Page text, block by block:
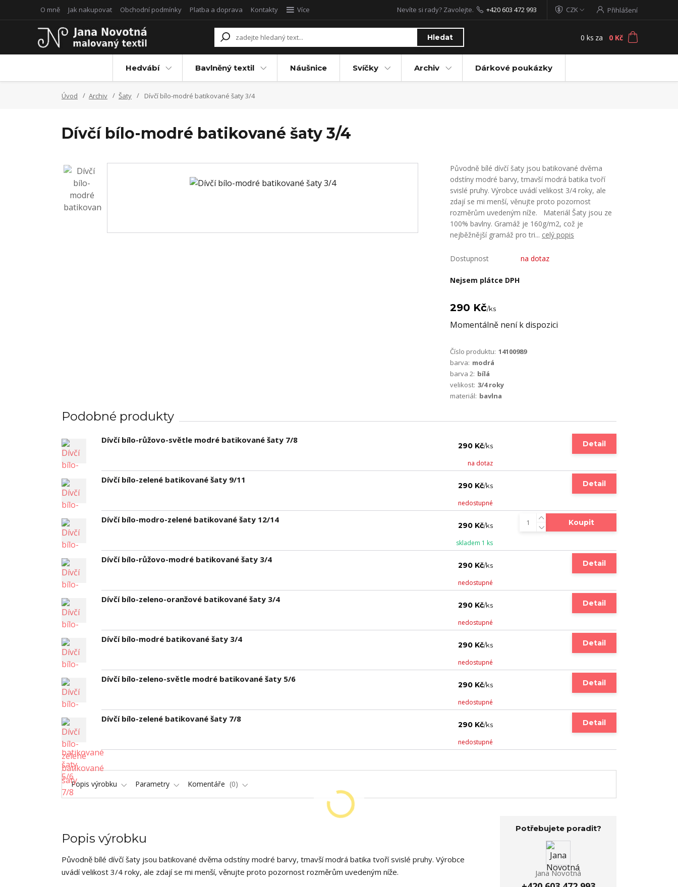
O mně Jak nakupovat Obchodní podmínky Platba a doprava Kontakty Více CZK Přihlášení
Hledat
Nevíte si rady? Zavolejte. +420 603 472 993
0 ks za 0 Kč
Hedvábí Bavlněný textil Náušnice Svíčky Archiv Dárkové poukázky
Úvod Archiv Šaty Dívčí bílo-modré batikované šaty 3/4
Dívčí bílo-modré batikované šaty 3/4
Původně bílé dívčí šaty jsou batikované dvěma
odstíny modré barvy, tmavší modrá batika tvoří
svislé pruhy. Výrobce uvádí velikost 3/4 roky, ale
zdají se mi menší, věnujte proto pozornost
rozměrům uvedeným níže. Materiál Šaty jsou ze
100% bavlny. Gramáž je 160g/m2, což je
nejběžnější gramáž pro tri... celý popis
Dostupnost na dotaz
Nejsem plátce DPH
290 Kč/ks
Momentálně není k dispozici
Číslo produktu: 14100989
barva: modrá
barva 2: bílá
velikost: 3/4 roky
materiál: bavlna
Podobné produkty
Dívčí bílo-růžovo-světle modré batikované šaty 7/8
290 Kč/ks
na dotaz
Detail
Dívčí bílo-zelené batikované šaty 9/11
290 Kč/ks
nedostupné
Detail
Dívčí bílo-modro-zelené batikované šaty 12/14
290 Kč/ks
skladem 1 ks
Koupit
Dívčí bílo-růžovo-modré batikované šaty 3/4
290 Kč/ks
nedostupné
Detail
Dívčí bílo-zeleno-oranžové batikované šaty 3/4
290 Kč/ks
nedostupné
Detail
Dívčí bílo-modré batikované šaty 3/4
290 Kč/ks
nedostupné
Detail
Dívčí bílo-zeleno-světle modré batikované šaty 5/6
290 Kč/ks
nedostupné
Detail
Dívčí bílo-zelené batikované šaty 7/8
290 Kč/ks
nedostupné
Detail
Popis výrobku Parametry Komentáře 0
Popis výrobku
Původně bílé dívčí šaty jsou batikované dvěma odstíny modré barvy, tmavší modrá batika tvoří svislé pruhy. Výrobce
uvádí velikost 3/4 roky, ale zdají se mi menší, věnujte proto pozornost rozměrům uvedeným níže.
Potřebujete poradit?
Jana Novotná